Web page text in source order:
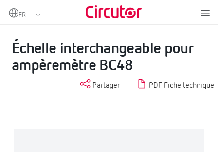
Home
Échelle interchangeable pour
ampèremètre BC48
Partager PDF Fiche technique